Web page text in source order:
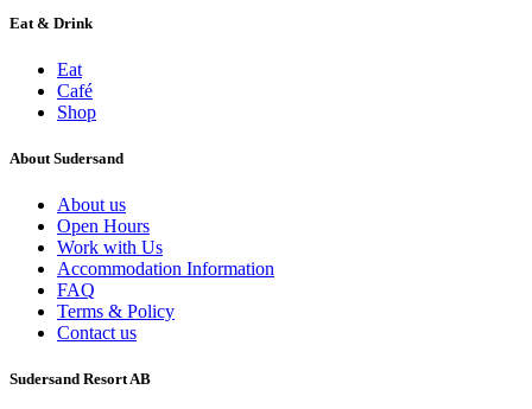
Eat & Drink
Eat
Café
Shop
About Sudersand
About us
Open Hours
Work with Us
Accommodation Information
FAQ
Terms & Policy
Contact us
Sudersand Resort AB